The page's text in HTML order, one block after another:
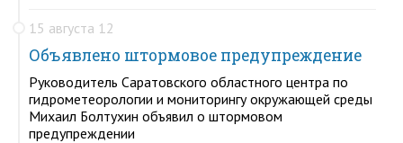
15 августа 12
Объявлено штормовое предупреждение
Руководитель Саратовского областного центра по
гидрометеорологии и мониторингу окружающей среды
Михаил Болтухин объявил о штормовом
предупреждении